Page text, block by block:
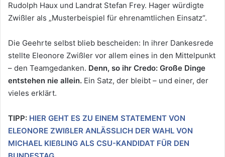
Rudolph Haux und Landrat Stefan Frey. Hager würdigte
Zwißler als „Musterbeispiel für ehrenamtlichen Einsatz“.
Die Geehrte selbst blieb bescheiden: In ihrer Dankesrede
stellte Eleonore Zwißler vor allem eines in den Mittelpunkt
– den Teamgedanken. Denn, so ihr Credo: Große Dinge
entstehen nie allein. Ein Satz, der bleibt – und einer, der
vieles erklärt.
TIPP: HIER GEHT ES ZU EINEM STATEMENT VON
ELEONORE ZWIßLER ANLÄSSLICH DER WAHL VON
MICHAEL KIEßLING ALS CSU-KANDIDAT FÜR DEN